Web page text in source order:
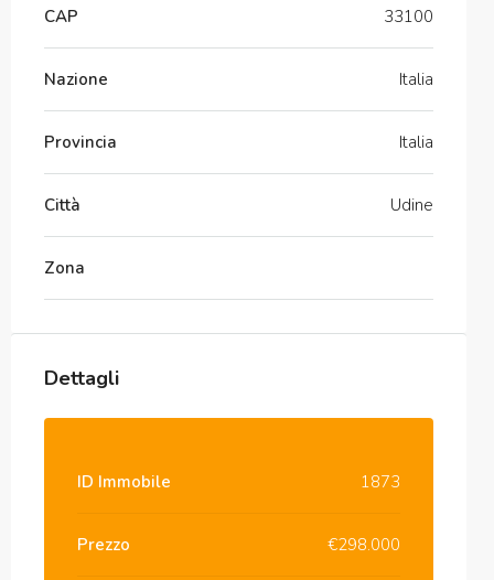
CAP 33100
Nazione Italia
Provincia Italia
Città Udine
Zona
Dettagli
ID Immobile 1873
Prezzo €298.000